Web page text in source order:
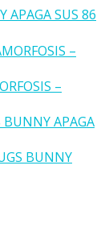
APAGA SUS 86
–
–
BUNNY APAGA
BUNNY